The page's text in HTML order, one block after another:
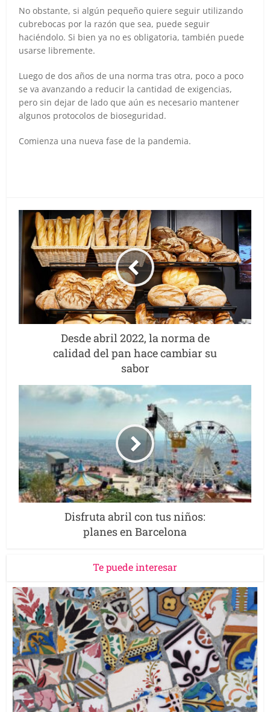
No obstante, si algún pequeño quiere seguir utilizando
cubrebocas por la razón que sea, puede seguir
haciéndolo. Si bien ya no es obligatoria, también puede
usarse libremente.
Luego de dos años de una norma tras otra, poco a poco
se va avanzando a reducir la cantidad de exigencias,
pero sin dejar de lado que aún es necesario mantener
algunos protocolos de bioseguridad.
Comienza una nueva fase de la pandemia.
Desde abril 2022, la norma de
calidad del pan hace cambiar su
sabor
Disfruta abril con tus niños:
planes en Barcelona
Te puede interesar